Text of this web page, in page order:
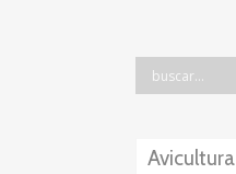
Avicultura